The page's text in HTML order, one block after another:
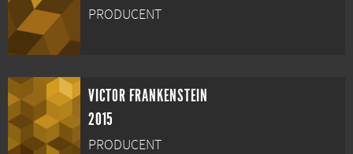
PRODUCENT
VICTOR FRANKENSTEIN
2015
PRODUCENT